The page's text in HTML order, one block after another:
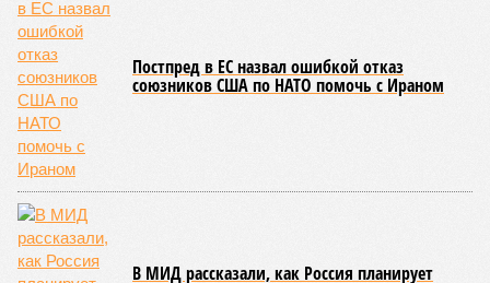
В нескольких станциях от уже сданного «Сказочного леса» пайщики ЖК
«Станция Л» продолжают ждать от компании Capital Group начала
Пока в Ярославском районе СВАО дольщики «Сказочного леса»
уже получают ключи – в мае 2026 года были получены
заключение о соответствии проектной документации и
разрешение на ввод жилищного комплекса в эксплуатацию –
совсем недалеко, в паре станций метро южнее, на Люблинской
улице, картина, можно сказать, прямо противоположная.